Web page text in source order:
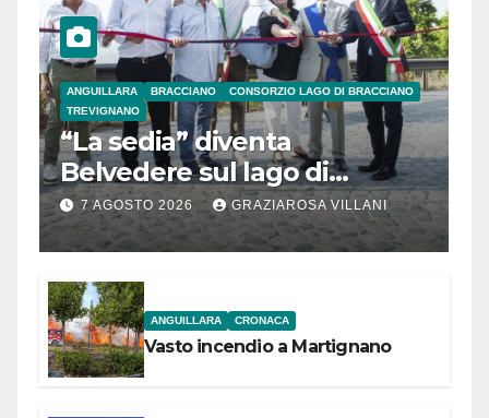
ANGUILLARA BRACCIANO
CONSORZIO LAGO DI BRACCIANO
TREVIGNANO
“La sedia” diventa
Belvedere sul lago di
Bracciano: ieri
l’inaugurazione
7 AGOSTO 2026 GRAZIAROSA VILLANI
ANGUILLARA CRONACA
Vasto incendio a Martignano